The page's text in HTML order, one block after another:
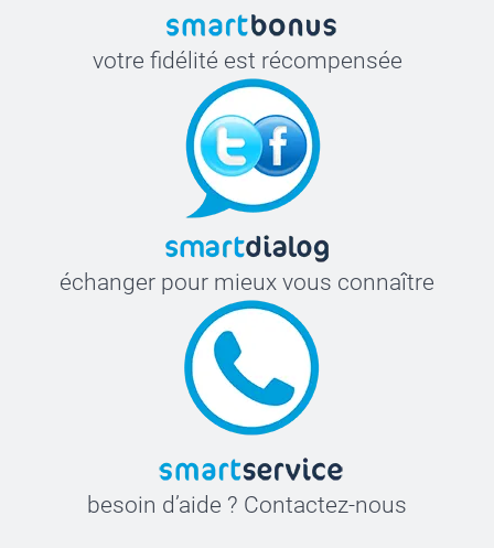
votre fidélité est récompensée
échanger pour mieux vous connaître
besoin d’aide ? Contactez-nous